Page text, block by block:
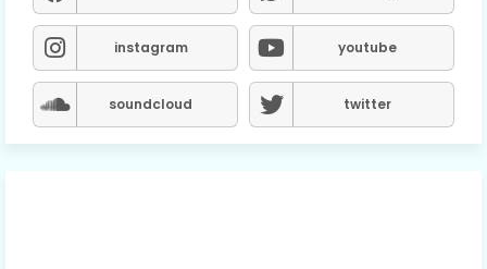
instagram youtube
soundcloud twitter